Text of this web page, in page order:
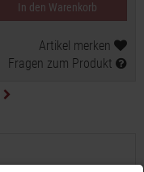
In den Warenkorb
Artikel merken
Fragen zum Produkt